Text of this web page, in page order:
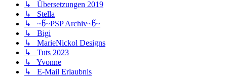
↳ Übersetzungen 2019
↳ Stella
↳ ~წ~PSP Archiv~წ~
↳ Bigi
↳ MarieNickol Designs
↳ Tuts 2023
↳ Yvonne
↳ E-Mail Erlaubnis